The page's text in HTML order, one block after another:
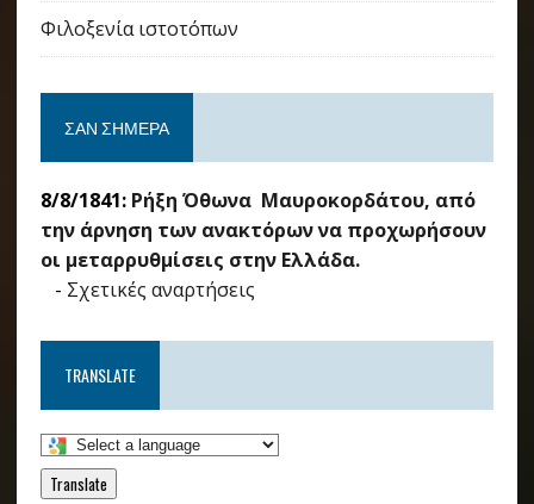
Φιλοξενία ιστοτόπων
ΣΑΝ ΣΉΜΕΡΑ
8/8/1841: Ρήξη Όθωνα  Μαυροκορδάτου, από
την άρνηση των ανακτόρων να προχωρήσουν
οι μεταρρυθμίσεις στην Ελλάδα.
- Σχετικές αναρτήσεις
TRANSLATE
Translate